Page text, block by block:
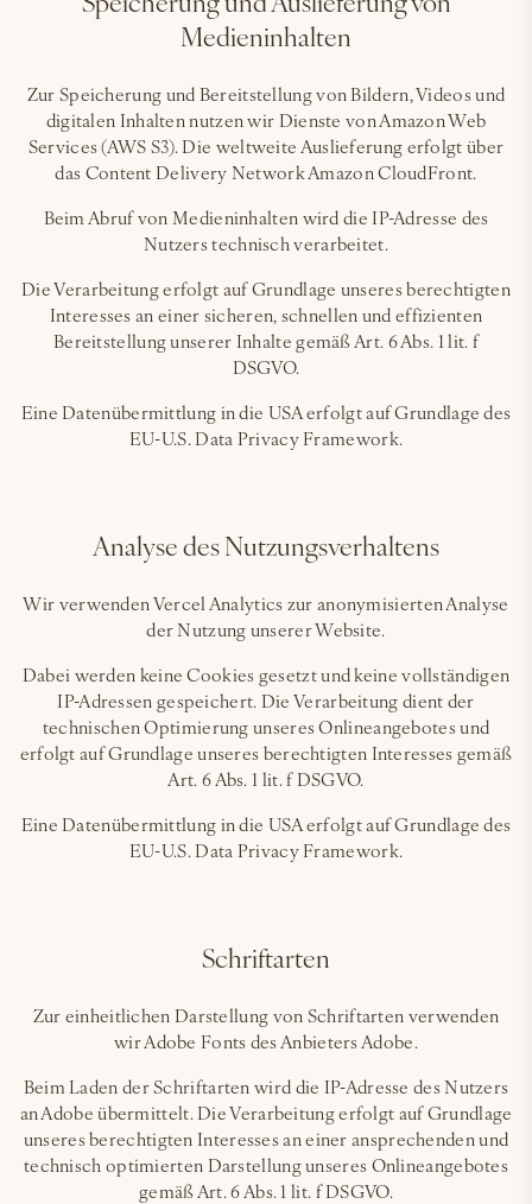
Medieninhalten
Zur Speicherung und Bereitstellung von Bildern, Videos und
digitalen Inhalten nutzen wir Dienste von Amazon Web
Services (AWS S3). Die weltweite Auslieferung erfolgt über
das Content Delivery Network Amazon CloudFront.
Beim Abruf von Medieninhalten wird die IP-Adresse des
Nutzers technisch verarbeitet.
Die Verarbeitung erfolgt auf Grundlage unseres berechtigten
Interesses an einer sicheren, schnellen und effizienten
Bereitstellung unserer Inhalte gemäß Art. 6 Abs. 1 lit. f
DSGVO.
Eine Datenübermittlung in die USA erfolgt auf Grundlage des
EU-U.S. Data Privacy Framework.
Analyse des Nutzungsverhaltens
Wir verwenden Vercel Analytics zur anonymisierten Analyse
der Nutzung unserer Website.
Dabei werden keine Cookies gesetzt und keine vollständigen
IP-Adressen gespeichert. Die Verarbeitung dient der
technischen Optimierung unseres Onlineangebotes und
erfolgt auf Grundlage unseres berechtigten Interesses gemäß
Art. 6 Abs. 1 lit. f DSGVO.
Eine Datenübermittlung in die USA erfolgt auf Grundlage des
EU-U.S. Data Privacy Framework.
Schriftarten
Zur einheitlichen Darstellung von Schriftarten verwenden
wir Adobe Fonts des Anbieters Adobe.
Beim Laden der Schriftarten wird die IP-Adresse des Nutzers
an Adobe übermittelt. Die Verarbeitung erfolgt auf Grundlage
unseres berechtigten Interesses an einer ansprechenden und
technisch optimierten Darstellung unseres Onlineangebotes
gemäß Art. 6 Abs. 1 lit. f DSGVO.